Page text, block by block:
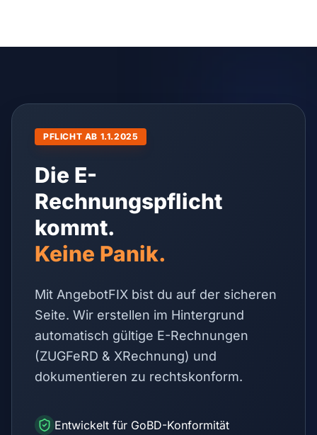
PFLICHT AB 1.1.2025
Die E-
Rechnungspflicht
kommt.
Keine Panik.
Mit AngebotFIX bist du auf der sicheren
Seite. Wir erstellen im Hintergrund
automatisch gültige E-Rechnungen
(ZUGFeRD & XRechnung) und
dokumentieren zu rechtskonform.
Entwickelt für GoBD-Konformität